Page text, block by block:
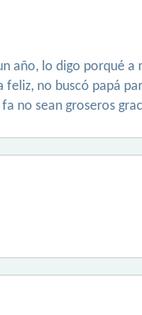
año, lo digo porqué
no buscó papá
no sean groseros